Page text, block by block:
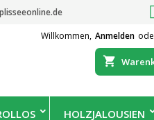
Willkommen, Anmelden
shopping_cart
HOLZJALOUSIEN